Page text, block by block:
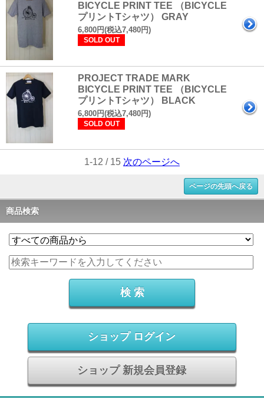
BICYCLE PRINT TEE （BICYCLE
プリントTシャツ） GRAY
6,800円(税込7,480円)
SOLD OUT
PROJECT TRADE MARK
BICYCLE PRINT TEE （BICYCLE
プリントTシャツ） BLACK
6,800円(税込7,480円)
SOLD OUT
1-12 / 15 次のページへ
ページの先頭へ戻る
商品検索
ショップ ログイン
ショップ 新規会員登録